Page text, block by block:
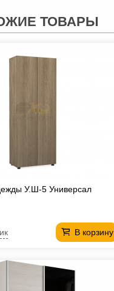
ТОВАРЫ
У.Ш-5 Универсал
В корзину